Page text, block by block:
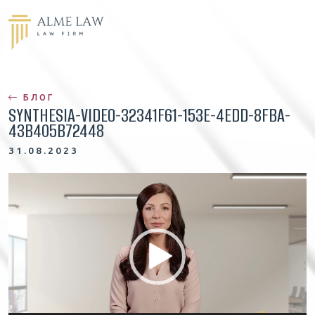
БЛОГ
SYNTHESIA-VIDEO-32341F61-153E-4EDD-8FBA-
43B405B72448
31.08.2023
е